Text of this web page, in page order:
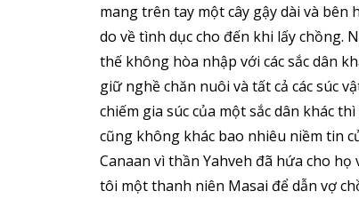
mang trên tay một cây gậy dài và
do về tình dục cho đến khi lấy chồng.
thế không hòa nhập với các sắc dân
giữ nghề chăn nuôi và tất cả các súc
chiếm gia súc của một sắc dân khác
cũng không khác bao nhiêu niềm tin
Canaan vì thần Yahveh đã hứa cho
tôi một thanh niên Masai để dẫn vợ